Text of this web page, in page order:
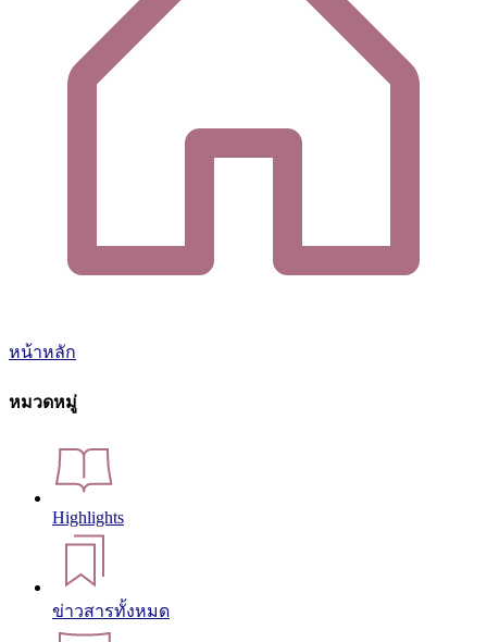
หน้าหลัก
หมวดหมู่
Highlights
ข่าวสารทั้งหมด